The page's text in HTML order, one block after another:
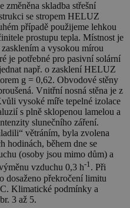
změněna skladba střešní
se stropem HELUZ
případě použijeme lehkou
prostupu tepla. Místnost je
a vysokou mírou
je potřebné pro pasivní solární
např. o zasklení HELUZ
g = 0,62. Obvodové stěny
Vnitřní nosná stěna je z
vysoké míře tepelné izolace
s plně sklopenou lamelou a
slunečního záření.
větráním, byla zvolena
hodinách, během dne se
(osoby jsou mimo dům) a
vzduchu 0,3 h-1. Při
dosaženo překročení limitu
Klimatické podmínky a
3 až 5.